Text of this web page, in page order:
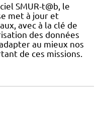
SMUR-t@b, le
met à jour et
avec à la clé de
des données
au mieux nos
de ces missions.​​